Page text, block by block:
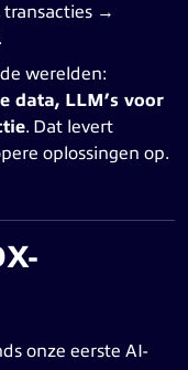
transacties →
werelden:
data, LLM’s voor
. Dat levert
oplossingen op.
onze eerste AI-